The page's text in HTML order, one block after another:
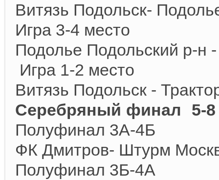
Витязь Подольск-
Игра 3-4 место
Подолье Подольский р-
Игра 1-2 место
Витязь Подольск -
Серебряный финал 5-8
Полуфинал 3А-4Б
ФК Дмитров- Штурм
Полуфинал 3Б-4А